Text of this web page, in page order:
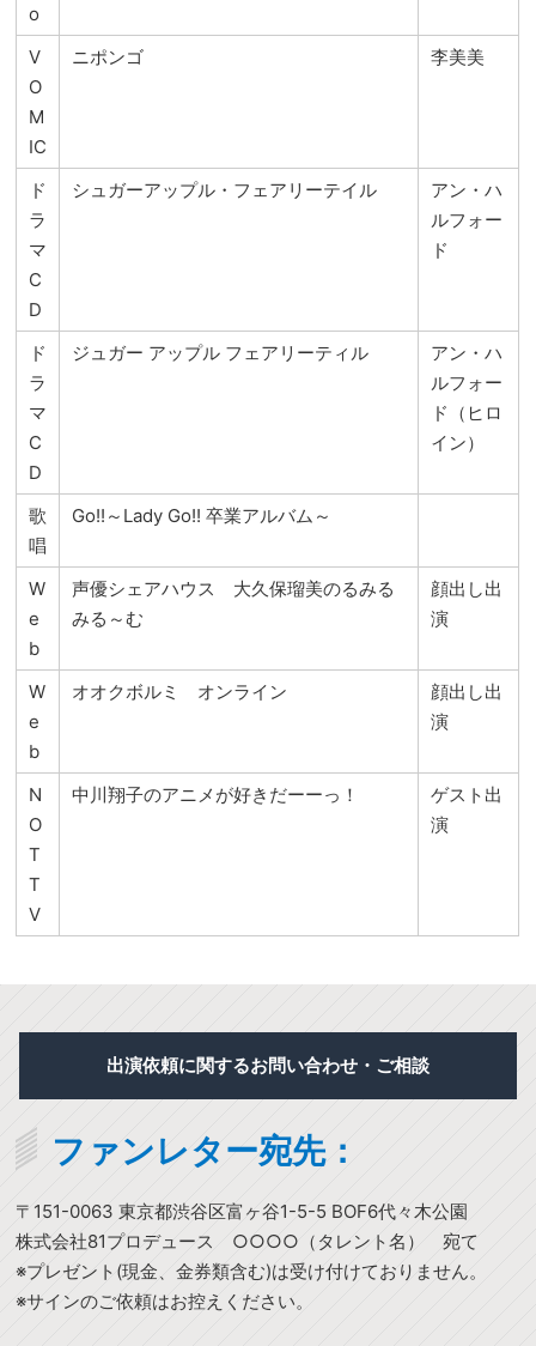
o
V
O
M
IC
ニポンゴ 李美美
ド
ラ
マ
C
D
シュガーアップル・フェアリーテイル
アン・ハ
ルフォー
ド
ド
ラ
マ
C
D
ジュガー アップル フェアリーティル
アン・ハ
ルフォー
ド（ヒロ
イン）
歌
唱
Go!!～Lady Go!! 卒業アルバム～
W
e
b
声優シェアハウス 大久保瑠美のるみる
みる～む
顔出し出
演
W
e
b
オオクボルミ オンライン
顔出し出
演
N
O
T
T
V
中川翔子のアニメが好きだーーっ！
ゲスト出
演
出演依頼に関するお問い合わせ・ご相談
ファンレター宛先：
〒151-0063 東京都渋谷区富ヶ谷1-5-5 BOF6代々木公園
株式会社81プロデュース ○○○○（タレント名） 宛て
※プレゼント(現金、金券類含む)は受け付けておりません。
※サインのご依頼はお控えください。